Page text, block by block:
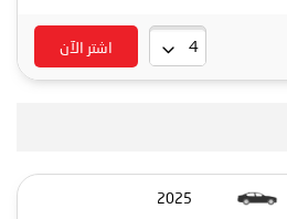
اشتر الآن
2025